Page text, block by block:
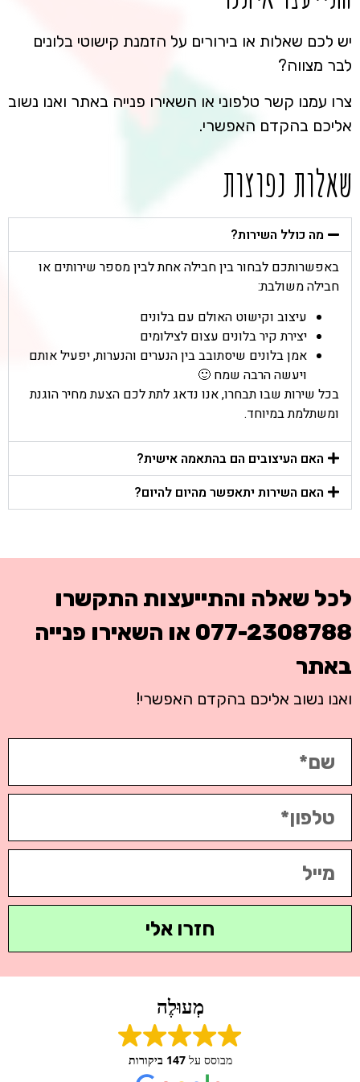
יש לכם שאלות או בירורים על הזמנת קישוטי בלונים
לבר מצווה?
צרו עמנו קשר טלפוני או השאירו פנייה באתר ואנו נשוב
אליכם בהקדם האפשרי.
שאלות נפוצות
מה כולל השירות?
באפשרותכם לבחור בין חבילה אחת לבין מספר שירותים או
חבילה משולבת:
עיצוב וקישוט האולם עם בלונים
יצירת קיר בלונים עצום לצילומים
אמן בלונים שיסתובב בין הנערים והנערות, יפעיל אותם
ויעשה הרבה שמח 🙂
בכל שירות שבו תבחרו, אנו נדאג לתת לכם הצעת מחיר הוגנת
ומשתלמת במיוחד.
האם העיצובים הם בהתאמה אישית?
האם השירות יתאפשר מהיום להיום?
לכל שאלה והתייעצות התקשרו
077-2308788 או השאירו פנייה
באתר
ואנו נשוב אליכם בהקדם האפשרי!
חזרו אלי
מְעוּלֶה
מבוסס על147 ביקורות